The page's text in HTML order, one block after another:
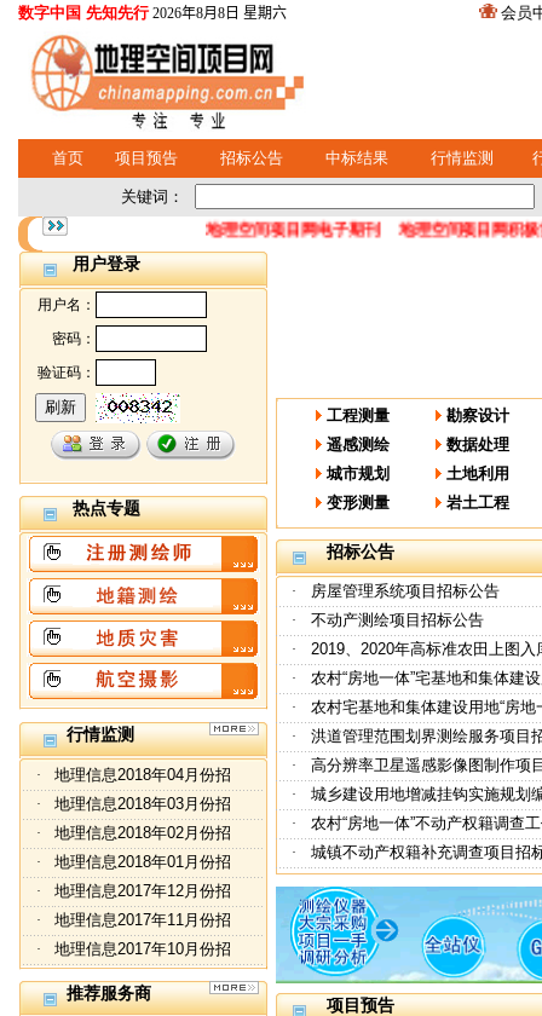
数字中国 先知先行 2026年8月8日 星期六 会员
首页 项目预告 招标公告 中标结果 行情监测
关键词：
地理空间项目网电子期刊
地理空间项目网积极协
用户登录
用户名：
密码：
验证码：
热点专题
行情监测
· 地理信息2018年04月份招
· 地理信息2018年03月份招
· 地理信息2018年02月份招
· 地理信息2018年01月份招
· 地理信息2017年12月份招
· 地理信息2017年11月份招
· 地理信息2017年10月份招
推荐服务商
工程测量
勘察设计
遥感测绘
数据处理
城市规划
土地利用
变形测量
岩土工程
招标公告
· 房屋管理系统项目招标公告
· 不动产测绘项目招标公告
· 2019、2020年高标准农田上图入
· 农村“房地一体”宅基地和集体建
· 农村宅基地和集体建设用地“房地
· 洪道管理范围划界测绘服务项目
· 高分辨率卫星遥感影像图制作项
· 城乡建设用地增减挂钩实施规划
· 农村“房地一体”不动产权籍调查
· 城镇不动产权籍补充调查项目招
项目预告